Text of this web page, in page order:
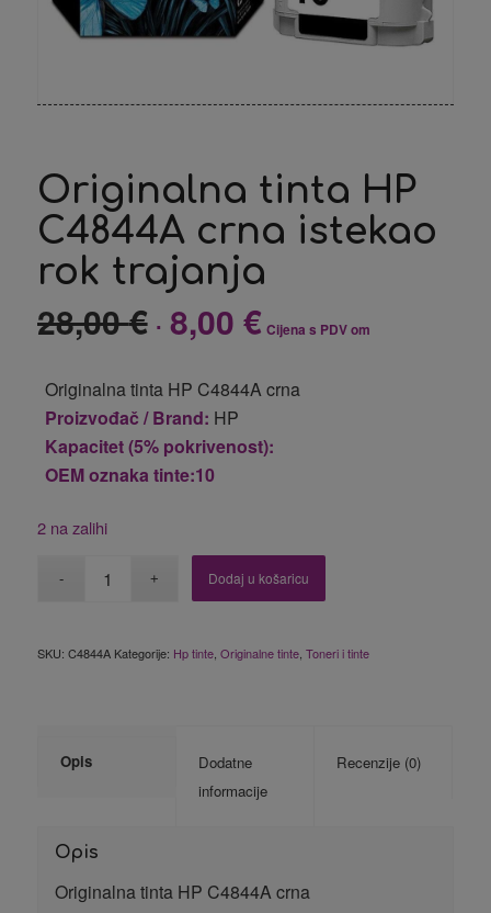
Originalna tinta HP
C4844A crna istekao
rok trajanja
28,00€ Izvorna
cijena
je:
28,00 €.
8,00 €Trenutna
8,00 €.
Cijena s PDV om
Originalna tinta HP C4844A crna
Proizvođač / Brand: HP
Kapacitet (5% pokrivenost):
OEM oznaka tinte:10
2 na zalihi
Dodaj u košaricu
SKU: C4844A Kategorije: Hp tinte, Originalne tinte, Toneri i tinte
Opis
Dodatne
informacije
Recenzije (0)
Opis
Originalna tinta HP C4844A crna